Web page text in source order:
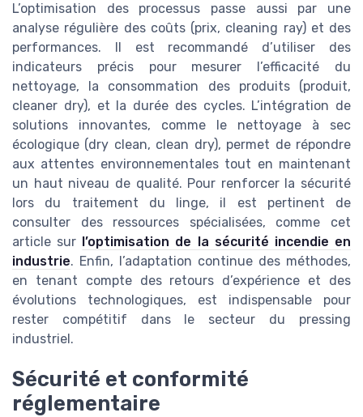
L’optimisation des processus passe aussi par une
analyse régulière des coûts (prix, cleaning ray) et des
performances. Il est recommandé d’utiliser des
indicateurs précis pour mesurer l’efficacité du
nettoyage, la consommation des produits (produit,
cleaner dry), et la durée des cycles. L’intégration de
solutions innovantes, comme le nettoyage à sec
écologique (dry clean, clean dry), permet de répondre
aux attentes environnementales tout en maintenant
un haut niveau de qualité. Pour renforcer la sécurité
lors du traitement du linge, il est pertinent de
consulter des ressources spécialisées, comme cet
article sur l’optimisation de la sécurité incendie en
industrie. Enfin, l’adaptation continue des méthodes,
en tenant compte des retours d’expérience et des
évolutions technologiques, est indispensable pour
rester compétitif dans le secteur du pressing
industriel.
Sécurité et conformité
réglementaire